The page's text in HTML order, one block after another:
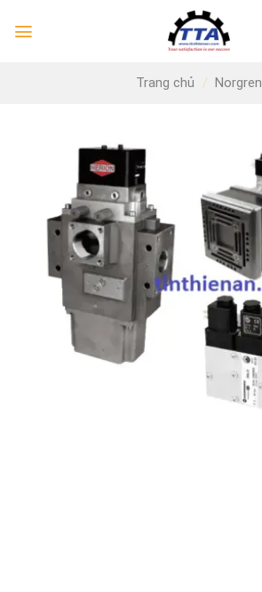
Trang chủ / Norgren